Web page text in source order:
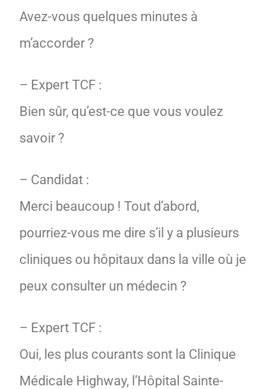
Avez-vous quelques minutes à
m’accorder ?
– Expert TCF :
Bien sûr, qu’est-ce que vous voulez
savoir ?
– Candidat :
Merci beaucoup ! Tout d’abord,
pourriez-vous me dire s’il y a plusieurs
cliniques ou hôpitaux dans la ville où je
peux consulter un médecin ?
– Expert TCF :
Oui, les plus courants sont la Clinique
Médicale Highway, l’Hôpital Sainte-